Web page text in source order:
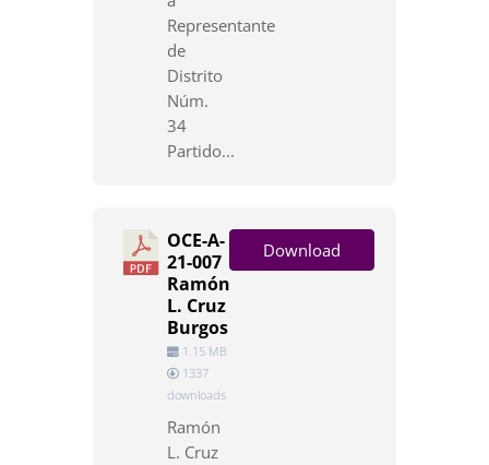
Representante
de
Distrito
Núm.
34
Partido...
OCE-A-
21-007
Ramón
L. Cruz
Burgos
1.15 MB
1337
downloads
Ramón
L. Cruz
Download